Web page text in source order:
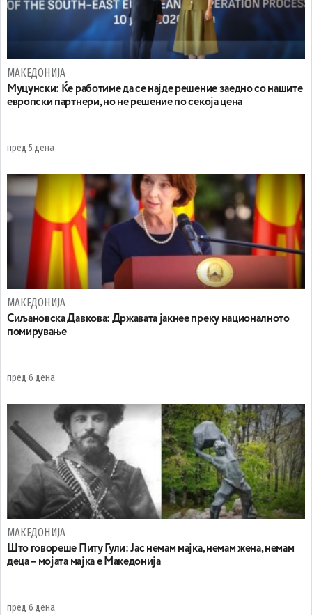
МАКЕДОНИЈА
Муцунски: Ќе работиме да се најде решение заедно со нашите
европски партнери, но не решение по секоја цена
пред 5 дена
МАКЕДОНИЈА
Сиљановска Давкова: Државата јакнее преку националното
помирување
пред 6 дена
МАКЕДОНИЈА
Што говореше Питу Гули: Јас немам мајка, немам жена, немам
деца – мојата мајка е Македонија
пред 6 дена